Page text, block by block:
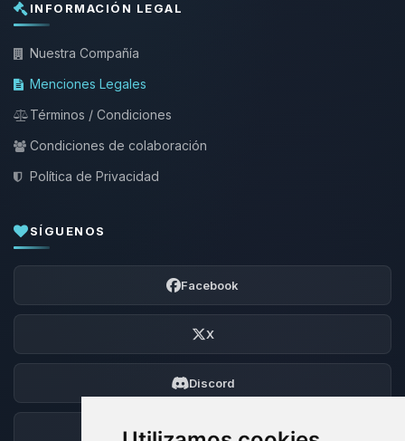
INFORMACIÓN LEGAL
Nuestra Compañía
Menciones Legales
Términos / Condiciones
Condiciones de colaboración
Política de Privacidad
SÍGUENOS
Facebook
X
Discord
Foro